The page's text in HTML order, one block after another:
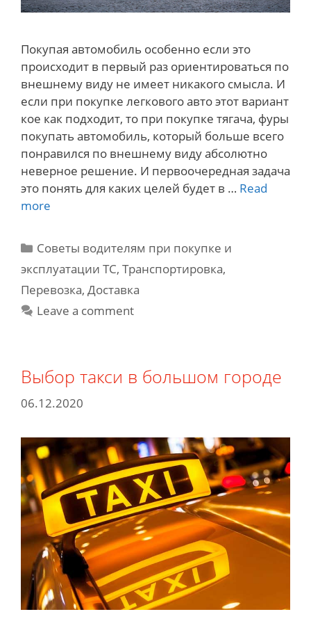
Покупая автомобиль особенно если это
происходит в первый раз ориентироваться по
внешнему виду не имеет никакого смысла. И
если при покупке легкового авто этот вариант
кое как подходит, то при покупке тягача, фуры
покупать автомобиль, который больше всего
понравился по внешнему виду абсолютно
неверное решение. И первоочередная задача
это понять для каких целей будет в … Read
more
грузовых
автомобилей.
Categories
Советы водителям при покупке и
эксплуатации ТС, Транспортировка,
Перевозка, Доставка
Leave a comment
Выбор такси в большом городе
06.12.2020